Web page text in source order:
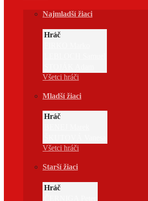
Najmladší žiaci
Hráč
Všetci hráči
Mladší žiaci
Hráč
Všetci hráči
Starší žiaci
Hráč